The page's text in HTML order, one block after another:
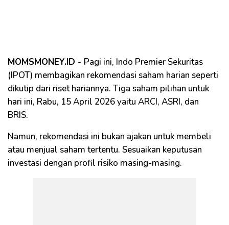
MOMSMONEY.ID - Pagi ini, Indo Premier Sekuritas
(IPOT) membagikan rekomendasi saham harian seperti
dikutip dari riset hariannya. Tiga saham pilihan untuk
hari ini, Rabu, 15 April 2026 yaitu ARCI, ASRI, dan
BRIS.
Namun, rekomendasi ini bukan ajakan untuk membeli
atau menjual saham tertentu. Sesuaikan keputusan
investasi dengan profil risiko masing-masing.